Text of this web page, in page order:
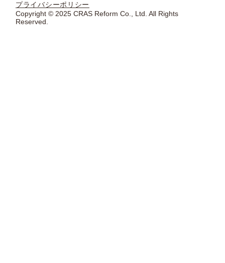
プライバシーポリシー
Copyright © 2025 CRAS Reform Co., Ltd. All Rights
Reserved.